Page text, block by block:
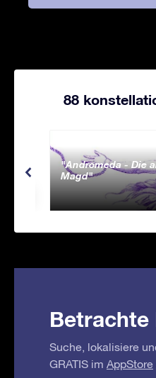
88
Andromeda - Die
Magd
Betrachte
Suche, lokalisiere
GRATIS im AppStore